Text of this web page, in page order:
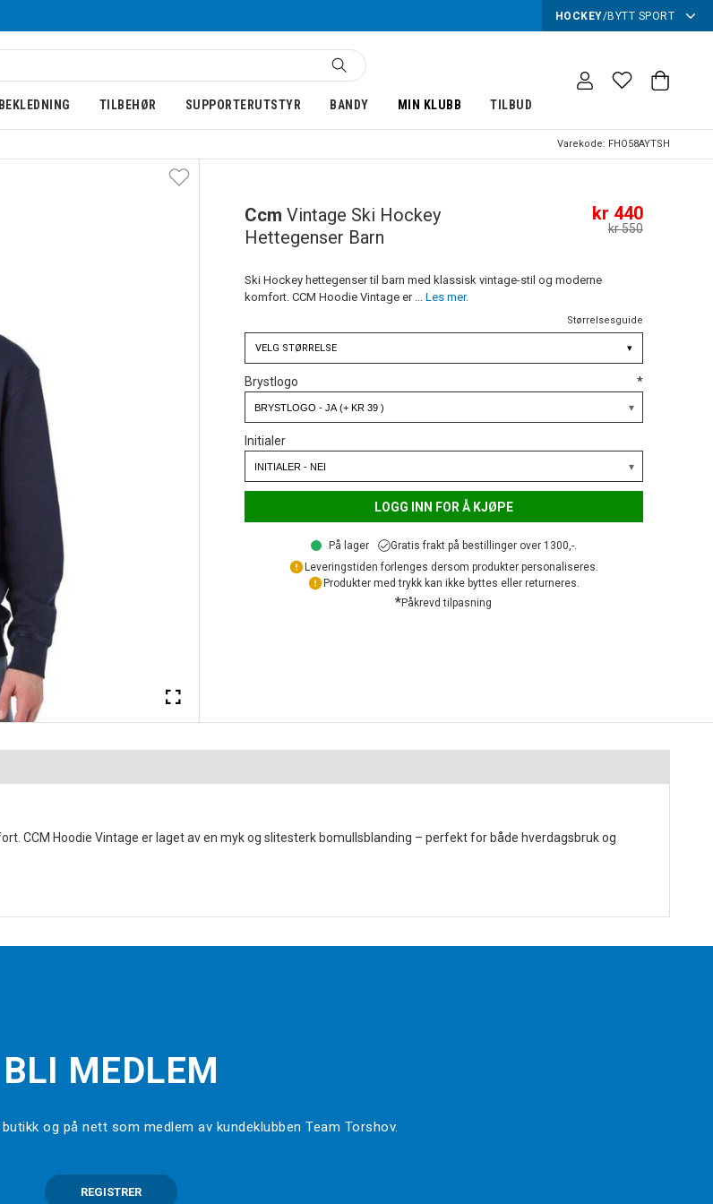
HOCKEY/BYTT SPORT
BEKLEDNING TILBEHØR SUPPORTERUTSTYR BANDY MIN KLUBB TILBUD
Varekode: FHO58AYTSH
Ccm Vintage Ski Hockey
Hettegenser Barn
kr 440
kr 550
Ski Hockey hettegenser til barn med klassisk vintage-stil og moderne
komfort. CCM Hoodie Vintage er ... Les mer.
Størrelsesguide
VELG STØRRELSE ▾
Brystlogo *
Initialer
LOGG INN FOR Å KJØPE
På lager
Gratis frakt på bestillinger over 1300,-.
Leveringstiden forlenges dersom produkter personaliseres.
Produkter med trykk kan ikke byttes eller returneres.
*Påkrevd tilpasning
CCM Hoodie Vintage er laget av en myk og slitesterk bomullsblanding – perfekt for både hverdagsbruk og
BLI MEDLEM
og på nett som medlem av kundeklubben Team Torshov.
REGISTRER